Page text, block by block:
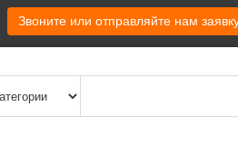
Звоните или отправляйте нам